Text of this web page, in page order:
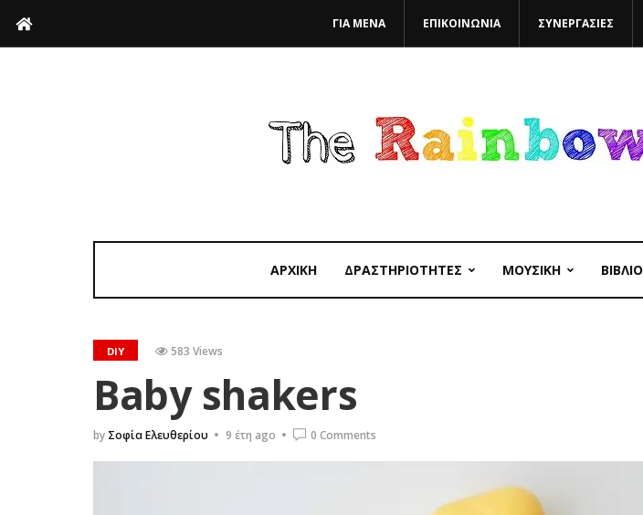
ΓΙΑ ΜΕΝΑ ΕΠΙΚΟΙΝΩΝΙΑ ΣΥΝΕΡΓΑΣΙΕΣ
ΑΡΧΙΚΗ ΔΡΑΣΤΗΡΙΟΤΗΤΕΣ ΜΟΥΣΙΚΗ ΒΙΒΛΙΟ
DIY 583 Views
Baby shakers
by Σοφία Ελευθερίου 9 έτη ago 0 Comments